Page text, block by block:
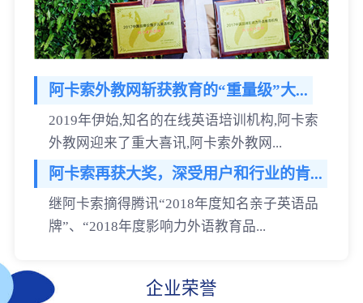
阿卡索外教网斩获教育的“重量级”大...
2019年伊始,知名的在线英语培训机构,阿卡索
外教网迎来了重大喜讯,阿卡索外教网...
阿卡索再获大奖，深受用户和行业的肯...
继阿卡索摘得腾讯“2018年度知名亲子英语品
牌”、“2018年度影响力外语教育品...
企业荣誉